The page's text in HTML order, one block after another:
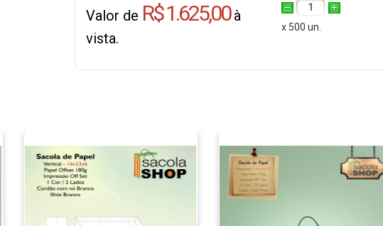
Valor de R$ 1.625,00à
vista.
1
x 500 un.